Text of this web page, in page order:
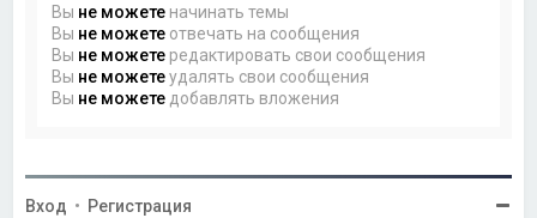
Вы не можете начинать темы
Вы не можете отвечать на сообщения
Вы не можете редактировать свои сообщения
Вы не можетеудалять свои сообщения
Вы не можете добавлять вложения
Вход • Регистрация